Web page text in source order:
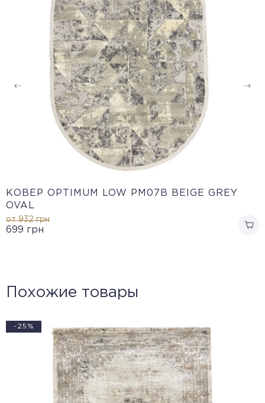
КОВЕР OPTIMUM LOW PM07B BEIGE GREY
OVAL
от 932грн
699 грн
Похожие товары
-25%